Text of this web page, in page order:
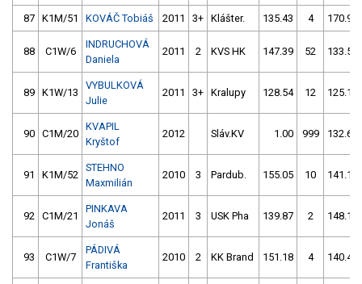
87 K1M/51 KOVÁČ Tobiáš 2011 3+ Klášter. 135.43 4 170.90
88 C1W/6
INDRUCHOVÁ
Daniela
2011 2 KVS HK 147.39 52 133.58
89 K1W/13
VYBULKOVÁ
Julie
2011 3+ Kralupy 128.54 12 125.14
90 C1M/20
KVAPIL
Kryštof
2012 Sláv.KV 1.00 999 132.62
91 K1M/52
STEHNO
Maxmilián
2010 3 Pardub. 155.05 10 141.11
92 C1M/21
PINKAVA
Jonáš
2011 3 USK Pha 139.87 2 148.16
93 C1W/7
PÁDIVÁ
Františka
2010 2 KK Brand 151.18 4 140.44